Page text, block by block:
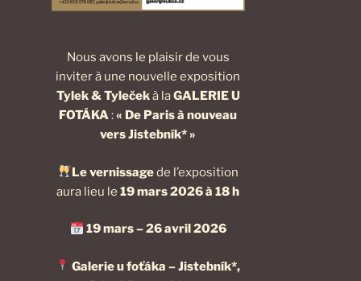
Nous avons le plaisir de vous
inviter à une nouvelle exposition
Tylek & Tylečekà laGALERIE U
FOTÁKA:« De Paris à nouveau
vers Jistebník* »
Le vernissagede l’exposition
aura lieu le19 mars 2026 à 18 h
19 mars – 26 avril 2026
Galerie u foťáka – Jistebník*,